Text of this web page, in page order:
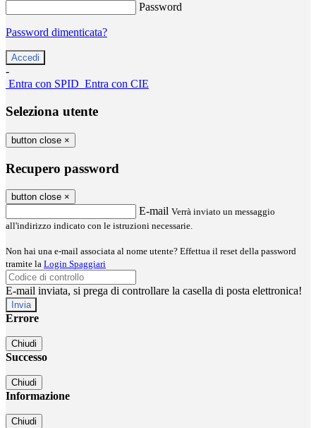
Password
Password dimenticata?
-
Entra con SPID Entra con CIE
Seleziona utente
button close ×
Recupero password
button close ×
E-mail Verrà inviato un messaggio
all'indirizzo indicato con le istruzioni necessarie.
Non hai una e-mail associata al nome utente? Effettua il reset della password
tramite la Login Spaggiari
E-mail inviata, si prega di controllare la casella di posta elettronica!
Errore
Chiudi
Successo
Chiudi
Informazione
Chiudi